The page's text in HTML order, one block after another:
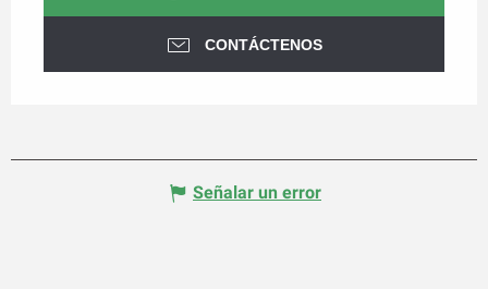
CONTÁCTENOS
Señalar un error